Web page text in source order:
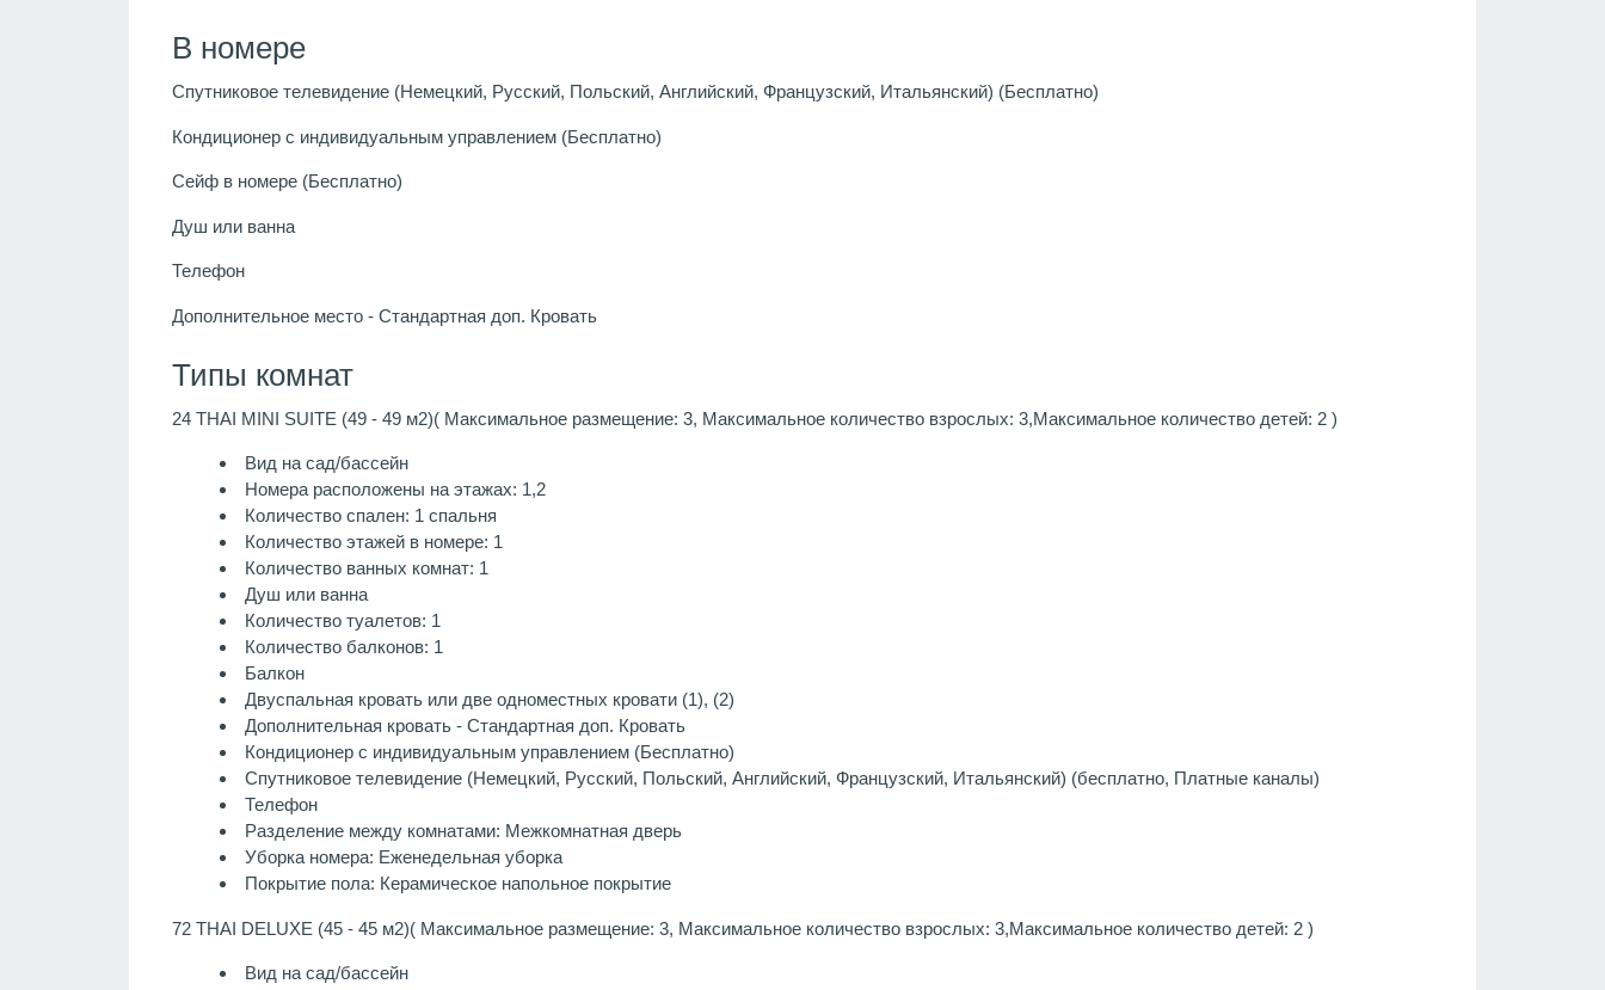
В номере
Спутниковое телевидение (Немецкий, Русский, Польский, Английский, Французский, Итальянский) (Бесплатно)
Кондиционер с индивидуальным управлением (Бесплатно)
Сейф в номере (Бесплатно)
Душ или ванна
Телефон
Дополнительное место - Стандартная доп. Кровать
Типы комнат
24 THAI MINI SUITE (49 - 49 м2)( Максимальное размещение: 3, Максимальное количество взрослых: 3,Максимальное количество детей: 2 )
Вид на сад/бассейн
Номера расположены на этажах: 1,2
Количество спален: 1 спальня
Количество этажей в номере: 1
Количество ванных комнат: 1
Душ или ванна
Количество туалетов: 1
Количество балконов: 1
Балкон
Двуспальная кровать или две одноместных кровати (1), (2)
Дополнительная кровать - Стандартная доп. Кровать
Кондиционер с индивидуальным управлением (Бесплатно)
Спутниковое телевидение (Немецкий, Русский, Польский, Английский, Французский, Итальянский) (бесплатно, Платные каналы)
Телефон
Разделение между комнатами: Межкомнатная дверь
Уборка номера: Еженедельная уборка
Покрытие пола: Керамическое напольное покрытие
72 THAI DELUXE (45 - 45 м2)( Максимальное размещение: 3, Максимальное количество взрослых: 3,Максимальное количество детей: 2 )
Вид на сад/бассейн